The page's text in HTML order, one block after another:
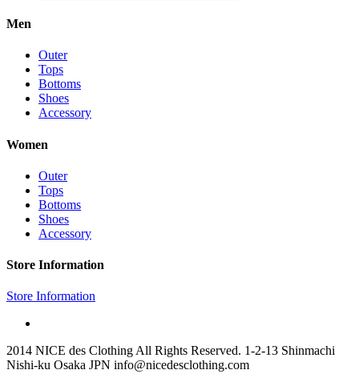
Men
Outer
Tops
Bottoms
Shoes
Accessory
Women
Outer
Tops
Bottoms
Shoes
Accessory
Store Information
Store Information
2014 NICE des Clothing All Rights Reserved. 1-2-13 Shinmachi
Nishi-ku Osaka JPN info@nicedesclothing.com